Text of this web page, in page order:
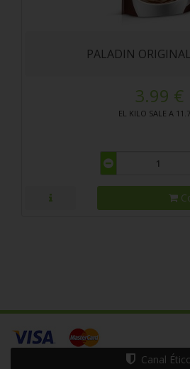
PALADIN
3.99 €
EL KILO SALE A
Canal